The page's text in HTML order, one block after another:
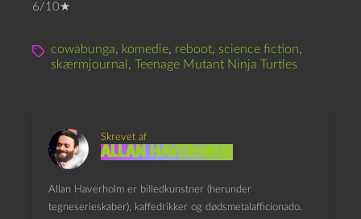
6/10★
cowabunga, komedie, reboot, science fiction,
skærmjournal , Teenage Mutant Ninja Turtles
Skrevet af
Allan Haverholm
Allan Haverholm er billedkunstner (herunder
tegneserieskaber), kaffedrikker og dødsmetalafficionado.